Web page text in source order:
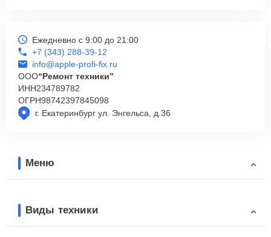
г. Екатеринбург ул. Энгельса, д.36
Ежедневно с 9:00 до 21:00
+7 (343) 288-39-12
info@apple-profi-fix.ru
ООО“Ремонт техники”
ИНН234789782
ОГРН98742397845098
Меню
Виды техники